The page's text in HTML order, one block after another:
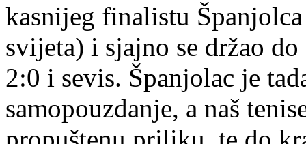
kasnijeg finalistu
svijeta) i sjajno se držao
2:0 i sevis. Španjolac je
samopouzdanje, a naš